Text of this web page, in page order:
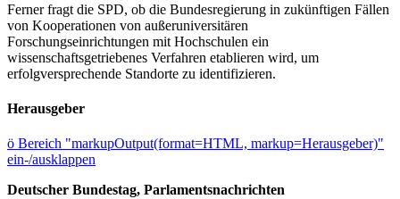
Ferner fragt die SPD, ob die Bundesregierung in zukünftigen Fällen
von Kooperationen von außeruniversitären
Forschungseinrichtungen mit Hochschulen ein
wissenschaftsgetriebenes Verfahren etablieren wird, um
erfolgversprechende Standorte zu identifizieren.
Herausgeber
ö Bereich "markupOutput(format=HTML, markup=Herausgeber)"
ein-/ausklappen
Deutscher Bundestag, Parlamentsnachrichten